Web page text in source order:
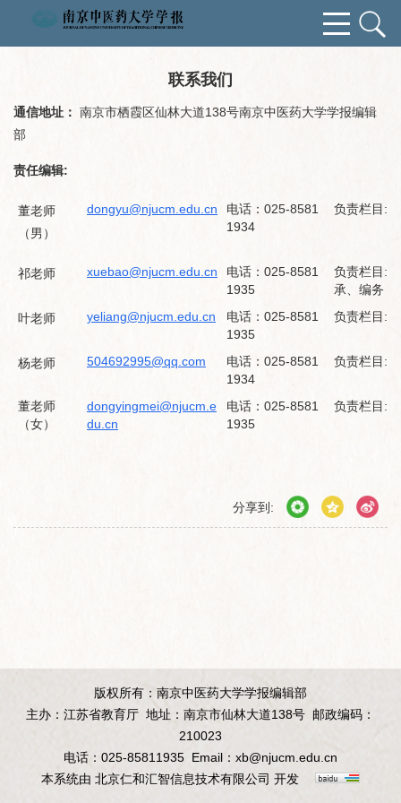
联系我们
通信地址： 南京市栖霞区仙林大道138号南京中医药大学学报编辑
部
责任编辑:
董老师
（男）
dongyu@njucm.edu.cn
电话：025-8581
1934
负责栏目:
祁老师 xuebao@njucm.edu.cn
电话：025-8581
1935
负责栏目:
承、编务
叶老师
yeliang@njucm.edu.cn
电话：025-8581
1935
负责栏目:
杨老师 504692995@qq.com
电话：025-8581
1934
负责栏目:
董老师
（女）
dongyingmei@njucm.e
du.cn
电话：025-8581
1935
负责栏目:
分享到:
版权所有：南京中医药大学学报编辑部
主办：江苏省教育厅 地址：南京市仙林大道138号 邮政编码：
210023
电话：025-85811935 Email： xb@njucm.edu.cn
本系统由 北京仁和汇智信息技术有限公司 开发